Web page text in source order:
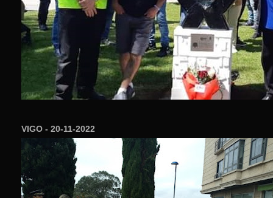
VIGO - 20-11-2022